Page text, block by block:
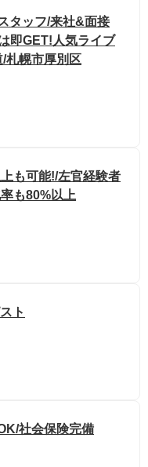
タッフ/来社&面接
即GET!人気ライブ
札幌市厚別区
も可能!/左官経験者
も80%以上
ト
社会保険完備